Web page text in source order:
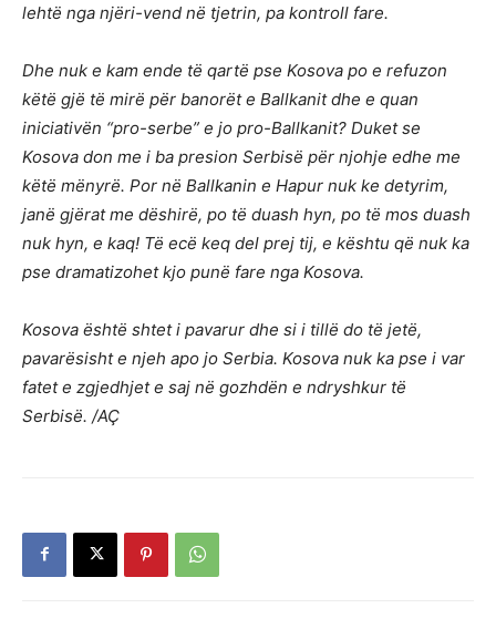
lehtë nga njëri-vend në tjetrin, pa kontroll fare.
Dhe nuk e kam ende të qartë pse Kosova po e refuzon
këtë gjë të mirë për banorët e Ballkanit dhe e quan
iniciativën “pro-serbe” e jo pro-Ballkanit? Duket se
Kosova don me i ba presion Serbisë për njohje edhe me
këtë mënyrë. Por në Ballkanin e Hapur nuk ke detyrim,
janë gjërat me dëshirë, po të duash hyn, po të mos duash
nuk hyn, e kaq! Të ecë keq del prej tij, e kështu që nuk ka
pse dramatizohet kjo punë fare nga Kosova.
Kosova është shtet i pavarur dhe si i tillë do të jetë,
pavarësisht e njeh apo jo Serbia. Kosova nuk ka pse i var
fatet e zgjedhjet e saj në gozhdën e ndryshkur të
Serbisë. /AÇ